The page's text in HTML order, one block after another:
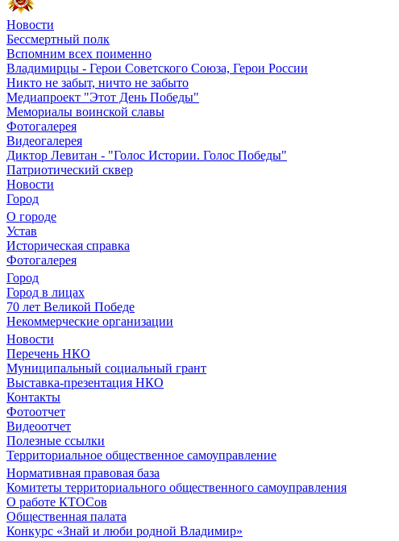
Новости
Бессмертный полк
Вспомним всех поименно
Владимирцы - Герои Советского Союза, Герои России
Никто не забыт, ничто не забыто
Медиапроект "Этот День Победы"
Мемориалы воинской славы
Фотогалерея
Видеогалерея
Диктор Левитан - "Голос Истории. Голос Победы"
Патриотический сквер
Новости
Город
О городе
Устав
Историческая справка
Фотогалерея
Город
Город в лицах
70 лет Великой Победе
Некоммерческие организации
Новости
Перечень НКО
Муниципальный социальный грант
Выставка-презентация НКО
Контакты
Фотоотчет
Видеоотчет
Полезные ссылки
Территориальное общественное самоуправление
Нормативная правовая база
Комитеты территориального общественного самоуправления
О работе КТОСов
Общественная палата
Конкурс «Знай и люби родной Владимир»